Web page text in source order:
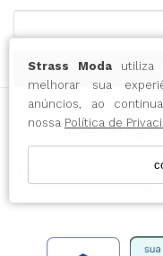
Strass Modautiliza
melhorar sua
anúncios, ao
nossa Política de
INTENSE
Endereço: RUA 15 DE